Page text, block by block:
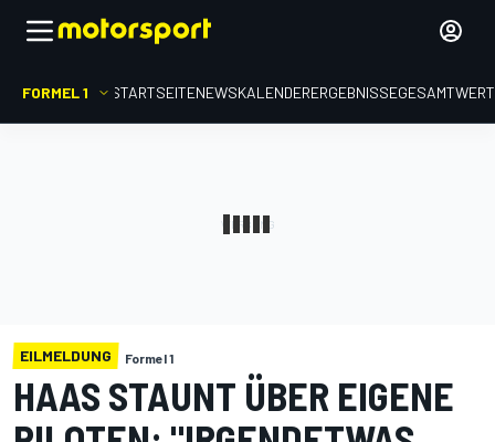
FORMEL 1 STARTSEITENEWSKALENDERERGEBNISSE
EILMELDUNG Formel 1
HAAS STAUNT ÜBER EIGENE